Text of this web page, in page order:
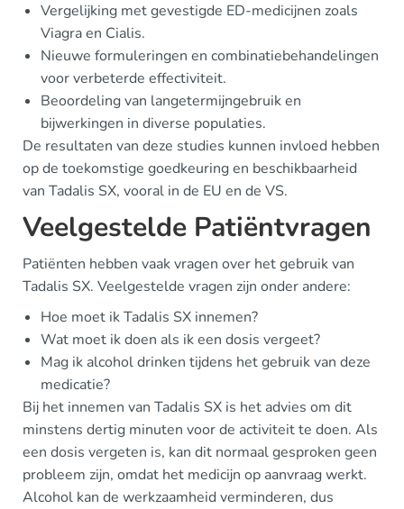
Vergelijking met gevestigde ED-medicijnen zoals
Viagra en Cialis.
Nieuwe formuleringen en combinatiebehandelingen
voor verbeterde effectiviteit.
Beoordeling van langetermijngebruik en
bijwerkingen in diverse populaties.
De resultaten van deze studies kunnen invloed hebben
op de toekomstige goedkeuring en beschikbaarheid
van Tadalis SX, vooral in de EU en de VS.
Veelgestelde Patiëntvragen
Patiënten hebben vaak vragen over het gebruik van
Tadalis SX. Veelgestelde vragen zijn onder andere:
Hoe moet ik Tadalis SX innemen?
Wat moet ik doen als ik een dosis vergeet?
Mag ik alcohol drinken tijdens het gebruik van deze
medicatie?
Bij het innemen van Tadalis SX is het advies om dit
minstens dertig minuten voor de activiteit te doen. Als
een dosis vergeten is, kan dit normaal gesproken geen
probleem zijn, omdat het medicijn op aanvraag werkt.
Alcohol kan de werkzaamheid verminderen, dus